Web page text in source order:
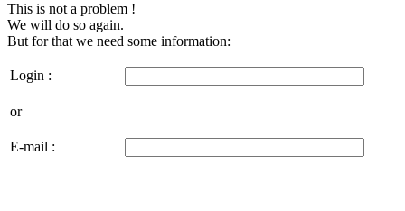
This is not a problem !
We will do so again.
But for that we need some information:
Login :
or
E-mail :